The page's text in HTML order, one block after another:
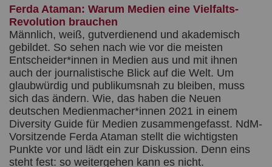
Ferda Ataman: Warum Medien eine Vielfalts-
Revolution brauchen
Männlich, weiß, gutverdienend und akademisch
gebildet. So sehen nach wie vor die meisten
Entscheider*innen in Medien aus und mit ihnen
auch der journalistische Blick auf die Welt. Um
glaubwürdig und publikumsnah zu bleiben, muss
sich das ändern. Wie, das haben die Neuen
deutschen Medienmacher*innen 2021 in einem
Diversity Guide für Medien zusammengefasst. NdM-
Vorsitzende Ferda Ataman stellt die wichtigsten
Punkte vor und lädt ein zur Diskussion. Denn eins
steht fest: so weitergehen kann es nicht.